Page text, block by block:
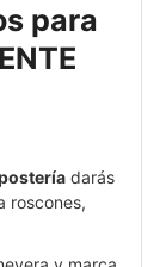
para
darás
roscones,